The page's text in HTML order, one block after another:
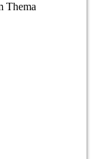
Thema